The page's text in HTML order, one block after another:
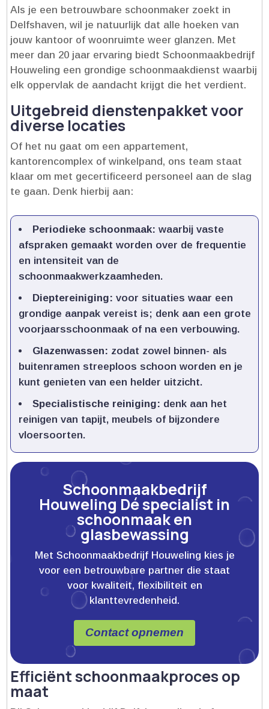
Als je een betrouwbare schoonmaker zoekt in
Delfshaven, wil je natuurlijk dat alle hoeken van
jouw kantoor of woonruimte weer glanzen.​ Met
meer dan 20 jaar ervaring biedt Schoonmaakbedrijf
Houweling een grondige schoonmaakdienst waarbij
elk oppervlak de aandacht krijgt die het verdient.​
Uitgebreid dienstenpakket voor
diverse locaties
Of het nu gaat om een appartement,
kantorencomplex of winkelpand, ons team staat
klaar om met gecertificeerd personeel aan de slag
te gaan.​ Denk hierbij aan:
Periodieke schoonmaak: waarbij vaste
afspraken gemaakt worden over de frequentie
en intensiteit van de
schoonmaakwerkzaamheden.​
Dieptereiniging: voor situaties waar een
grondige aanpak vereist is; denk aan een grote
voorjaarsschoonmaak of na een verbouwing.​
Glazenwassen: zodat zowel binnen- als
buitenramen streeploos schoon worden en je
kunt genieten van een helder uitzicht.​
Specialistische reiniging: denk aan het
reinigen van tapijt, meubels of bijzondere
vloersoorten.​
Schoonmaakbedrijf
Houweling Dé specialist in
schoonmaak en
glasbewassing
Met Schoonmaakbedrijf Houweling kies je
voor een betrouwbare partner die staat
voor kwaliteit, flexibiliteit en
klanttevredenheid.
Contact opnemen
Efficiënt schoonmaakproces op
maat